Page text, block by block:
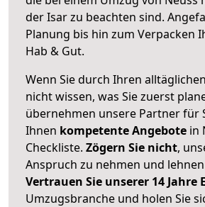
der Isar zu beachten sind.
Planung bis hin zum Verpacken
Hab & Gut.
Wenn Sie durch Ihren
nicht wissen, was Sie zuerst
übernehmen unsere Partner für
Ihnen kompetente Angebote in
Checkliste. Zögern Sie nicht,
Anspruch zu nehmen und
Vertrauen Sie unserer 14 Jahre
Umzugsbranche und holen Sie